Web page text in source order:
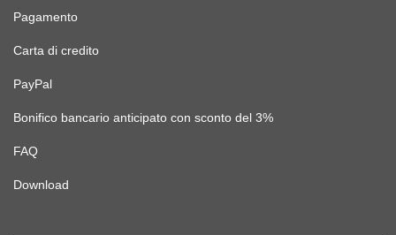
Pagamento
Carta di credito
PayPal
Bonifico bancario anticipato con sconto del 3%
FAQ
Download